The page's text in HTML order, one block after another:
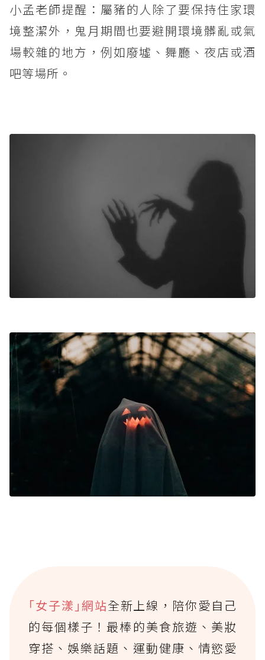
小孟老師提醒：屬豬的人除了要保持住家環
境整潔外，鬼月期間也要避開環境髒亂或氣
場較雜的地方，例如廢墟、舞廳、夜店或酒
吧等場所。
｢女子漾｣網站全新上線，陪你愛自己
的每個樣子！最棒的美食旅遊、美妝
穿搭、娛樂話題、運動健康、情慾愛